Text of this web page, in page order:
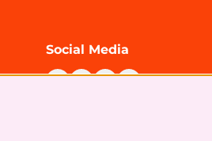
Social Media